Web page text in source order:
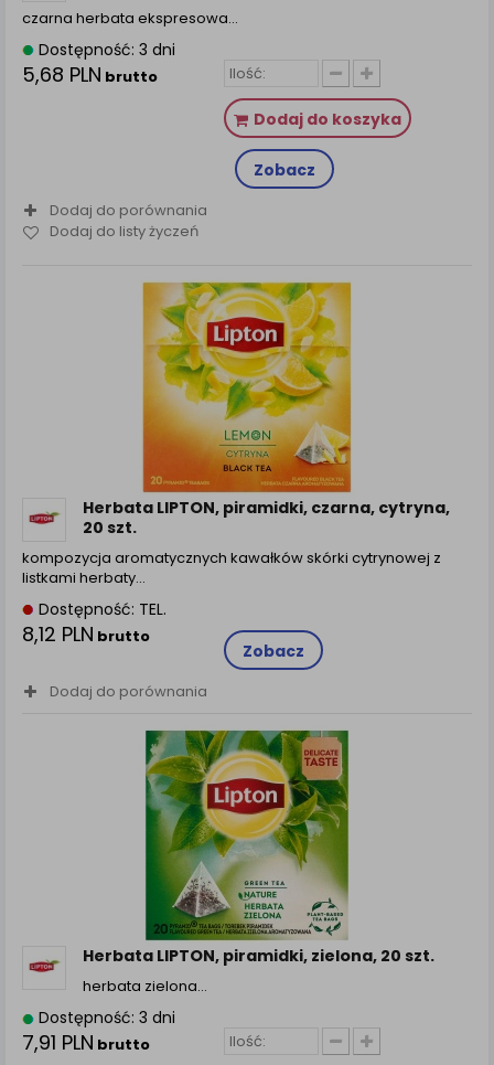
czarna herbata ekspresowa…
Dostępność: 3 dni
5,68 PLN brutto
Dodaj do koszyka
Zobacz
Dodaj do porównania
Dodaj do listy życzeń
Herbata LIPTON, piramidki, czarna, cytryna,
20 szt.
kompozycja aromatycznych kawałków skórki cytrynowej z
listkami herbaty…
Dostępność: TEL.
8,12 PLN brutto
Zobacz
Dodaj do porównania
Herbata LIPTON, piramidki, zielona, 20 szt.
herbata zielona…
Dostępność: 3 dni
7,91 PLN brutto